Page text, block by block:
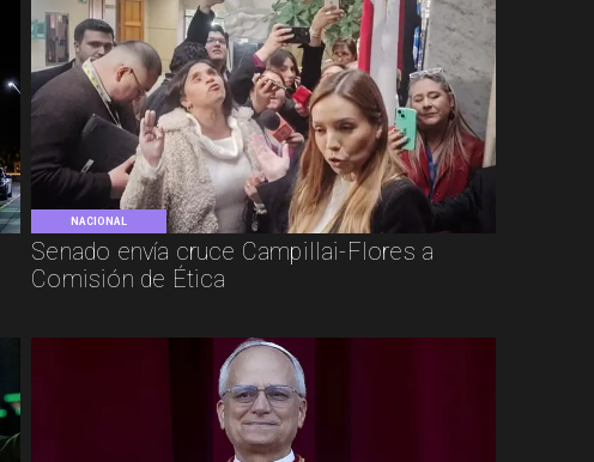
NACIONAL
Senado envía cruce Campillai-Flores a
Comisión de Ética